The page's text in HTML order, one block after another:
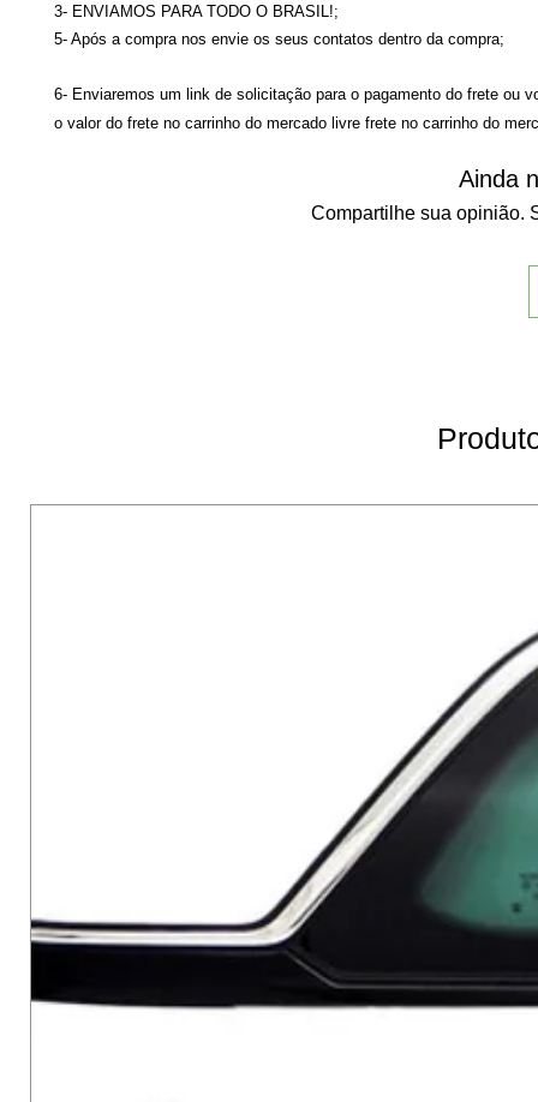
3- ENVIAMOS PARA TODO O BRASIL!;
5- Após a compra nos envie os seus contatos dentro da compra;
6- Enviaremos um link de solicitação para o pagamento do frete ou
o valor do frete no carrinho do mercado livre frete no carrinho do
Ainda
Compartilhe sua opinião.